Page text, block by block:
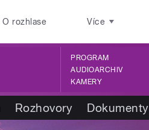
O rozhlase Více
PROGRAM
AUDIOARCHIV
KAMERY
Rozhovory Dokumenty